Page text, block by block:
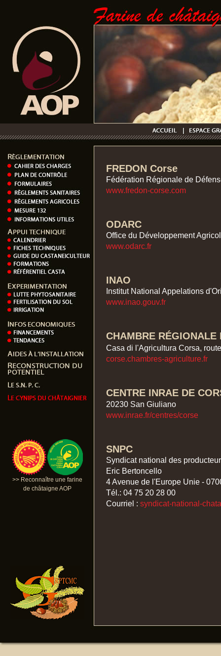
>> Reconnaître une farine
de châtaigne AOP
FREDON Corse
Fédération Régionale de
www.fredon-corse.com
ODARC
Office du Développement
www.odarc.fr
INAO
Institut National Appelations
www.inao.gouv.fr
CHAMBRE RÉGIONALE
Casa di l'Agricultura Corsa,
corse.chambres-agriculture.fr
CENTRE INRAE DE
20230 San Giuliano
www.inrae.fr/centres/corse
SNPC
Syndicat national des
Eric Bertoncello
4 Avenue de l'Europe Unie -
Tél.: 04 75 20 28 00
Courriel : syndicat-national-